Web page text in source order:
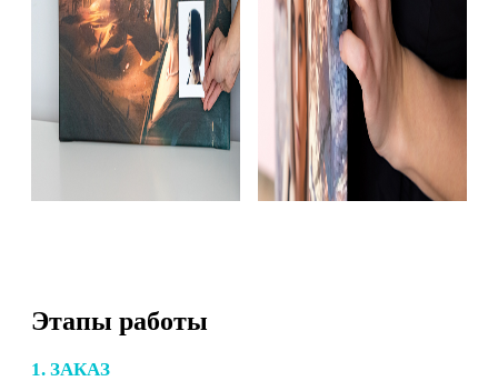
Этапы работы
1. ЗАКАЗ